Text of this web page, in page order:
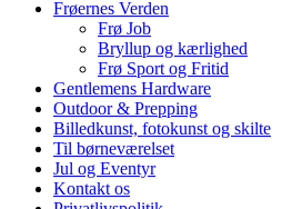
Frøernes Verden
Frø Job
Bryllup og kærlighed
Frø Sport og Fritid
Gentlemens Hardware
Outdoor & Prepping
Billedkunst, fotokunst og skilte
Til børneværelset
Jul og Eventyr
Kontakt os